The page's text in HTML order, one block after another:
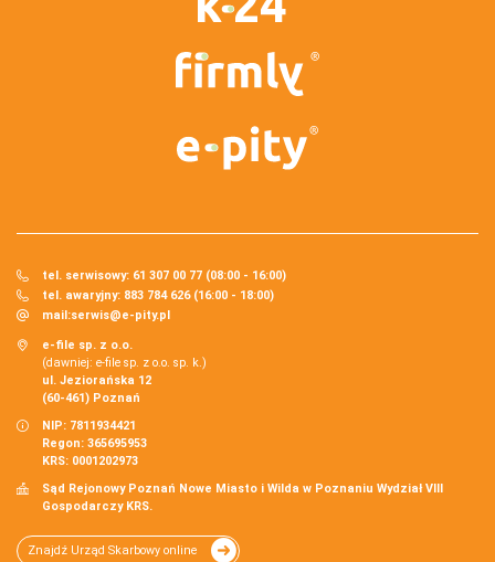
tel. serwisowy: 61 307 00 77 (08:00 - 16:00)
tel. awaryjny: 883 784 626 (16:00 - 18:00)
mail:serwis@e-pity.pl
e-file sp. z o.o.
(dawniej: e-file sp. z o.o. sp. k.)
ul. Jeziorańska 12
(60-461) Poznań
NIP: 7811934421
Regon: 365695953
KRS: 0001202973
Sąd Rejonowy Poznań Nowe Miasto i Wilda w Poznaniu Wydział VIII
Gospodarczy KRS.
Znajdź Urząd Skarbowy online